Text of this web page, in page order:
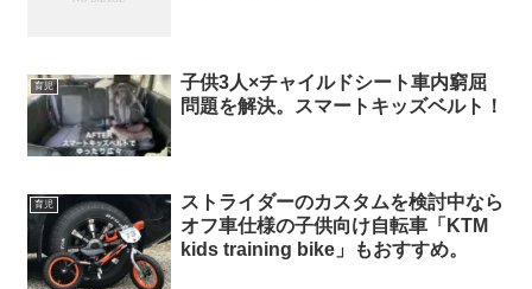
育児
子供3人×チャイルドシート車内窮屈
問題を解決。スマートキッズベルト！
育児
ストライダーのカスタムを検討中なら
オフ車仕様の子供向け自転車「KTM
kids training bike」もおすすめ。